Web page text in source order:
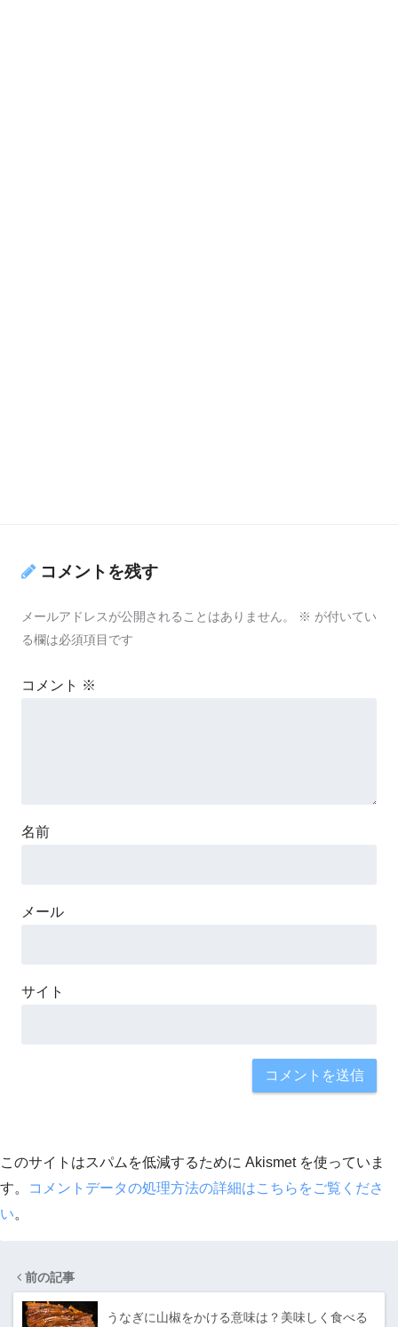
コメントを残す
メールアドレスが公開されることはありません。 ※ が付いてい
る欄は必須項目です
コメント ※
名前
メール
サイト
このサイトはスパムを低減するために Akismet を使っていま
す。
コメントデータの処理方法の詳細はこちらをご覧くださ
い。
前の記事
うなぎに山椒をかける意味は？美味しく食べる